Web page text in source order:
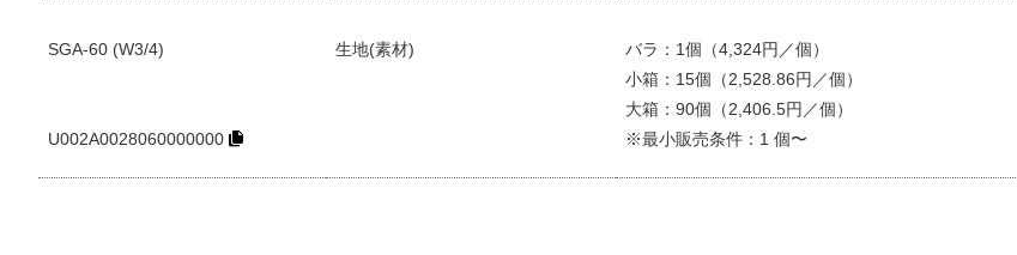
SGA-60 (W3/4)
U002A0028060000000
生地(素材)
バラ：1個（4,324円／個）
小箱：15個（2,528.86円／個）
大箱：90個（2,406.5円／個）
※最小販売条件：1 個〜